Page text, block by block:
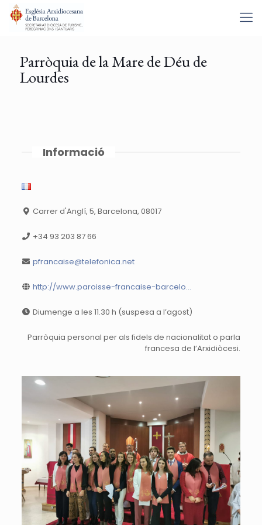
Parròquia de la Mare de Déu de
Lourdes
Informació
Carrer d'Anglí, 5, Barcelona, 08017
+34 93 203 87 66
pfrancaise@telefonica.net
http://www.paroisse-francaise-barcelo...
Diumenge a les 11.30 h (suspesa a l’agost)
Parròquia personal per als fidels de nacionalitat o parla
francesa de l’Arxidiòcesi.